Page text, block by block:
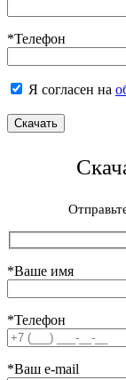
*Телефон
Я согласен на
*Ваше имя
*Телефон
*Ваш e-mail